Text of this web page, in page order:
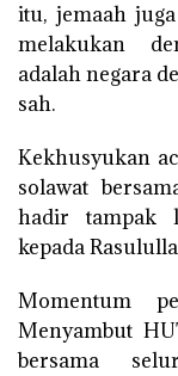
itu, jemaah
melakukan
adalah negara
sah.
Kekhusyukan
solawat
hadir tampak
kepada
Momentum
Menyambut
bersama